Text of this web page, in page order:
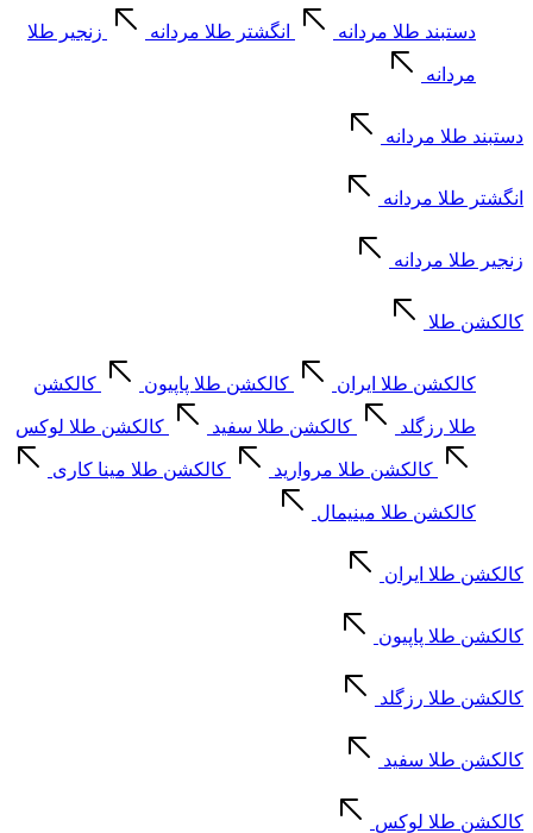
دستبند طلا مردانه انگشتر طلا مردانه زنجیر طلا
مردانه
دستبند طلا مردانه
انگشتر طلا مردانه
زنجیر طلا مردانه
کالکشن طلا
کالکشن طلا ایران کالکشن طلا پاپیون کالکشن
طلا رزگلد کالکشن طلا سفید کالکشن طلا لوکس
کالکشن طلا مروارید کالکشن طلا مینا کاری
کالکشن طلا مینیمال
کالکشن طلا ایران
کالکشن طلا پاپیون
کالکشن طلا رزگلد
کالکشن طلا سفید
کالکشن طلا لوکس